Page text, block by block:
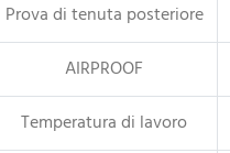
Prova di tenuta posteriore
AIRPROOF
Temperatura di lavoro